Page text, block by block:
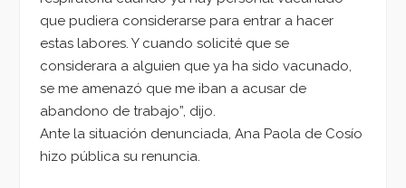
que pudiera considerarse para entrar a hacer
estas labores. Y cuando solicité que se
considerara a alguien que ya ha sido vacunado,
se me amenazó que me iban a acusar de
abandono de trabajo”, dijo.
Ante la situación denunciada, Ana Paola de Cosío
hizo pública su renuncia.